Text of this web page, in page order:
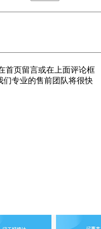
首页留言或在上面评论框
们专业的售前团队将很快